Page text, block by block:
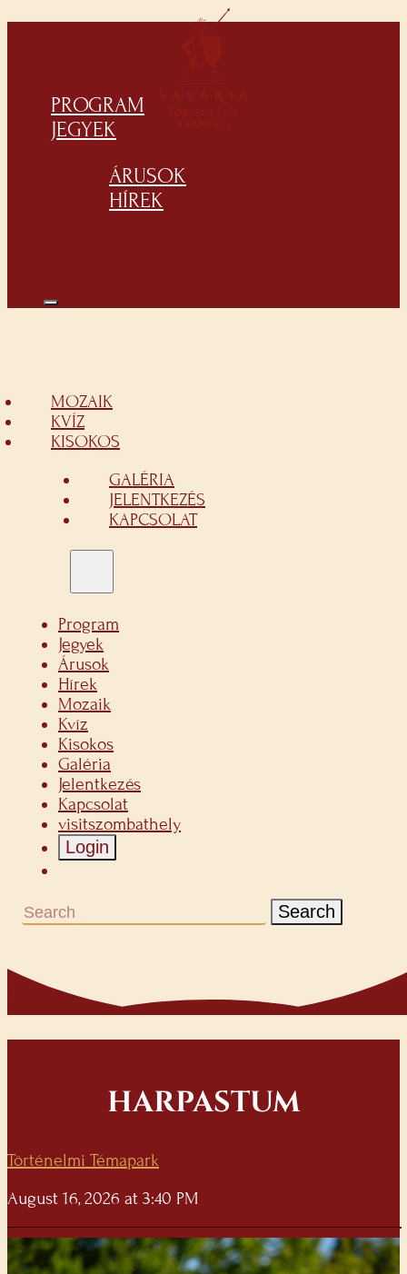
PROGRAM
JEGYEK
ÁRUSOK
HÍREK
MOZAIK
KVÍZ
KISOKOS
GALÉRIA
JELENTKEZÉS
KAPCSOLAT
Program
Jegyek
Árusok
Hírek
Mozaik
Kvíz
Kisokos
Galéria
Jelentkezés
Kapcsolat
visitszombathely
Login
Search
HARPASTUM
Történelmi Témapark
August 16, 2026 at 3:40 PM